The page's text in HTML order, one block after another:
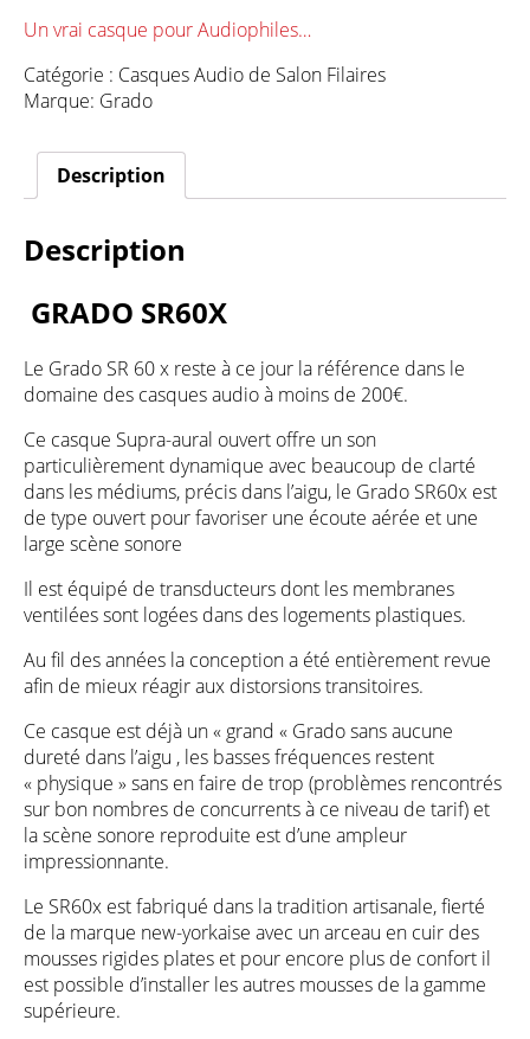
Un vrai casque pour Audiophiles…
Catégorie : Casques Audio de Salon Filaires
Marque: Grado
Description
Description
GRADO SR60X
Le Grado SR 60 x reste à ce jour la référence dans le
domaine des casques audio à moins de 200€.
Ce casque Supra-aural ouvert offre un son
particulièrement dynamique avec beaucoup de clarté
dans les médiums, précis dans l’aigu, le Grado SR60x est
de type ouvert pour favoriser une écoute aérée et une
large scène sonore
Il est équipé de transducteurs dont les membranes
ventilées sont logées dans des logements plastiques.
Au fil des années la conception a été entièrement revue
afin de mieux réagir aux distorsions transitoires.
Ce casque est déjà un « grand « Grado sans aucune
dureté dans l’aigu , les basses fréquences restent
« physique » sans en faire de trop (problèmes rencontrés
sur bon nombres de concurrents à ce niveau de tarif) et
la scène sonore reproduite est d’une ampleur
impressionnante.
Le SR60x est fabriqué dans la tradition artisanale, fierté
de la marque new-yorkaise avec un arceau en cuir des
mousses rigides plates et pour encore plus de confort il
est possible d’installer les autres mousses de la gamme
supérieure.